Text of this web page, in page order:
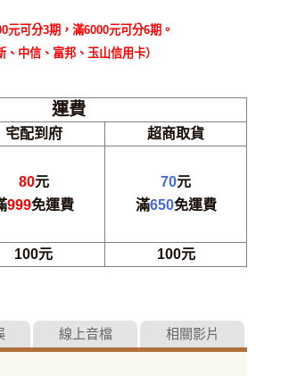
元可分3期，滿6000元可分6期。
、中信、富邦、玉山信用卡）
運費
宅配到府
超商取貨
80元
999免運費
70元
滿650免運費
100元 100元
線上音檔 相關影片